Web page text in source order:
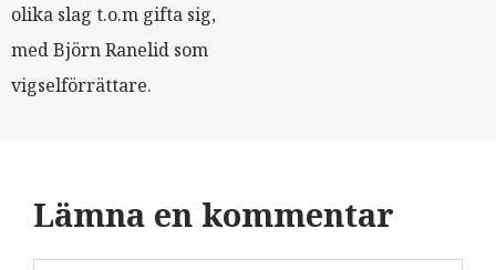
olika slag t.o.m gifta sig,
med Björn Ranelid som
vigselförrättare.
Lämna en kommentar